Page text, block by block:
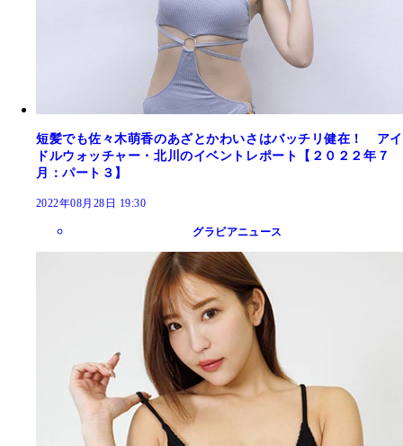
短髪でも佐々木萌香のあざとかわいさはバッチリ健在！ アイ
ドルウォッチャー・北川のイベントレポート【２０２２年７
月：パート３】
2022年08月28日 19:30
グラビアニュース